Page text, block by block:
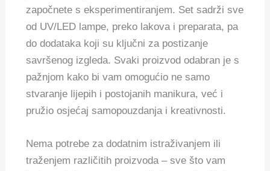
započnete s eksperimentiranjem. Set sadrži sve
od UV/LED lampe, preko lakova i preparata, pa
do dodataka koji su ključni za postizanje
savršenog izgleda. Svaki proizvod odabran je s
pažnjom kako bi vam omogućio ne samo
stvaranje lijepih i postojanih manikura, već i
pružio osjećaj samopouzdanja i kreativnosti.
Nema potrebe za dodatnim istraživanjem ili
traženjem različitih proizvoda – sve što vam